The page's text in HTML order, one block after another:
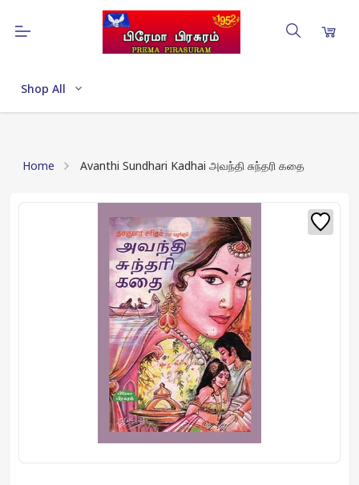
Shop All
Home Avanthi Sundhari Kadhai அவந்தி சுந்தரி கதை